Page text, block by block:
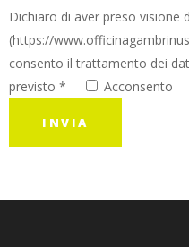
Dichiaro di aver preso visione
(https://
consento il trattamento dei
previsto *
Acconsento